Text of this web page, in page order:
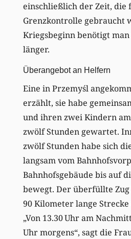
einschließlich der Zeit, die
Grenzkontrolle gebraucht
Kriegsbeginn benötigt
länger.
Überangebot an Helfern
Eine in Przemyśl
erzählt, sie habe
und ihren zwei Kindern
zwölf Stunden gewartet.
zwölf Stunden habe sich
langsam vom
Bahnhofsgebäude bis auf
bewegt. Der überfüllte
90 Kilometer lange Strecke
„Von 13.30 Uhr am
Uhr morgens“, sagt die